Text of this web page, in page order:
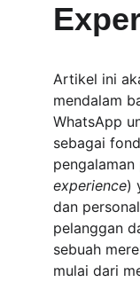
Artikel ini
mendalam
WhatsApp
sebagai
experience)
dan
pelanggan
sebuah
mulai dari